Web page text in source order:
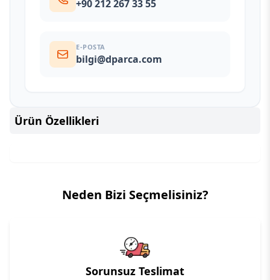
+90 212 267 33 55
E-POSTA
bilgi@dparca.com
Ürün Özellikleri
Neden Bizi Seçmelisiniz?
Sorunsuz Teslimat